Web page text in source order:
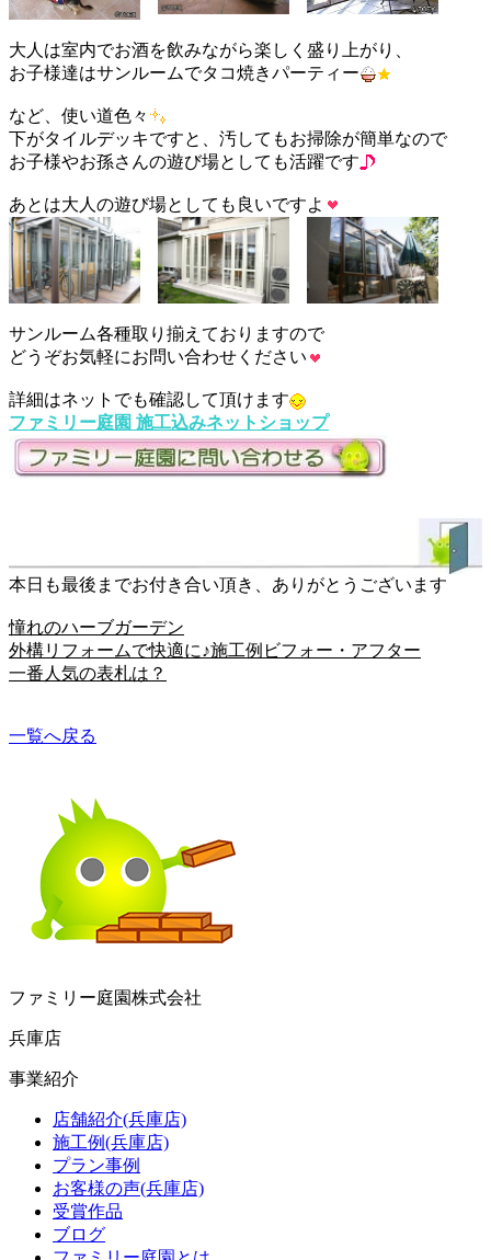
大人は室内でお酒を飲みながら楽しく盛り上がり、
お子様達はサンルームでタコ焼きパーティー
など、使い道色々
下がタイルデッキですと、汚してもお掃除が簡単なので
お子様やお孫さんの遊び場としても活躍です
あとは大人の遊び場としても良いですよ
サンルーム各種取り揃えておりますので
どうぞお気軽にお問い合わせください
詳細はネットでも確認して頂けます
ファミリー庭園 施工込みネットショップ
本日も最後までお付き合い頂き、ありがとうございます
憧れのハーブガーデン
外構リフォームで快適に♪施工例ビフォー・アフター
一番人気の表札は？
一覧へ戻る
ファミリー庭園株式会社
兵庫店
事業紹介
店舗紹介(兵庫店)
施工例(兵庫店)
プラン事例
お客様の声(兵庫店)
受賞作品
ブログ